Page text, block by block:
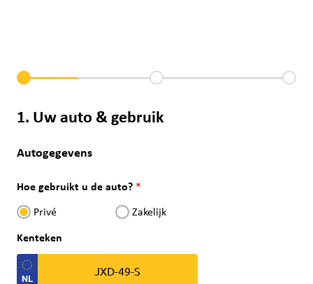
1. Uw auto & gebruik
Autogegevens
Hoe gebruikt u de auto?
Privé Zakelijk
Kenteken